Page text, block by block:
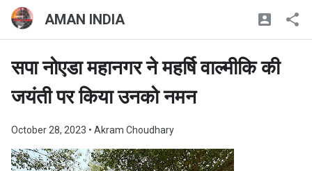
AMAN INDIA
सपा नोएडा महानगर ने महर्षि वाल्मीकि की
जयंती पर किया उनको नमन
October 28, 2023 • Akram Choudhary